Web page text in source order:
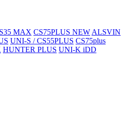
MAX CS75PLUS NEW ALSVIN
UNI-S / CS55PLUS CS75plus
HUNTER PLUS UNI-K iDD